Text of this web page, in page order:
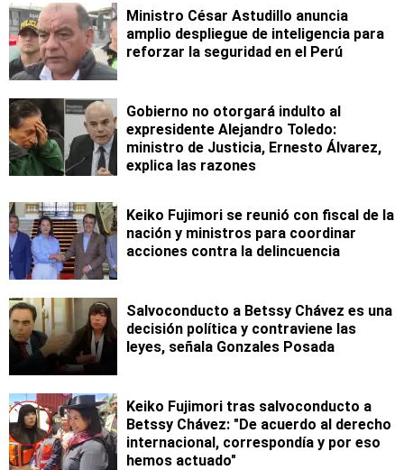
Ministro César Astudillo anuncia
amplio despliegue de inteligencia para
reforzar la seguridad en el Perú
Gobierno no otorgará indulto al
expresidente Alejandro Toledo:
ministro de Justicia, Ernesto Álvarez,
explica las razones
Keiko Fujimori se reunió con fiscal de la
nación y ministros para coordinar
acciones contra la delincuencia
Salvoconducto a Betssy Chávez es una
decisión política y contraviene las
leyes, señala Gonzales Posada
Keiko Fujimori tras salvoconducto a
Betssy Chávez: "De acuerdo al derecho
internacional, correspondía y por eso
hemos actuado"